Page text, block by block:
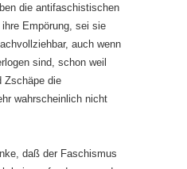
die antifaschistischen
Empörung, sei sie
auch wenn
sind, schon weil
Zschäpe die
wahrscheinlich nicht
daß der Faschismus